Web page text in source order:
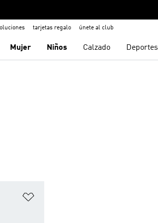
tarjetas regalo únete al club
Mujer Niños Calzado Deportes